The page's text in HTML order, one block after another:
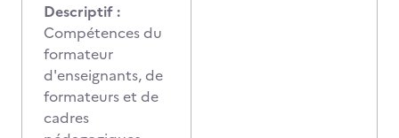
Descriptif :
Compétences du
formateur
d'enseignants, de
formateurs et de
cadres